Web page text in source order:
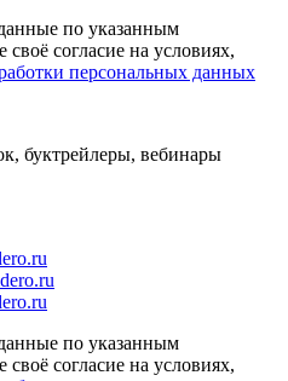
по указанным
согласие на условиях,
персональных данных
буктрейлеры, вебинары
по указанным
согласие на условиях,